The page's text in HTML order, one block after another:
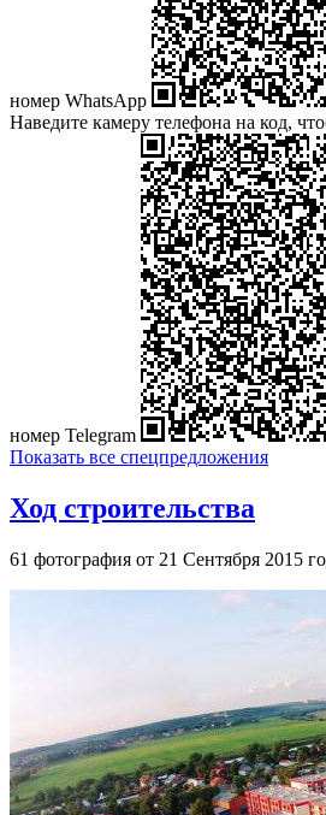
номер WhatsApp
Наведите камеру телефона на код,
номер Telegram
Показать все спецпредложения
Ход строительства
61 фотография от 21 Сентября 2015